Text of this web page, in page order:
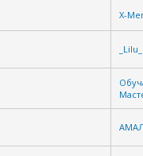
X-
_Lilu_